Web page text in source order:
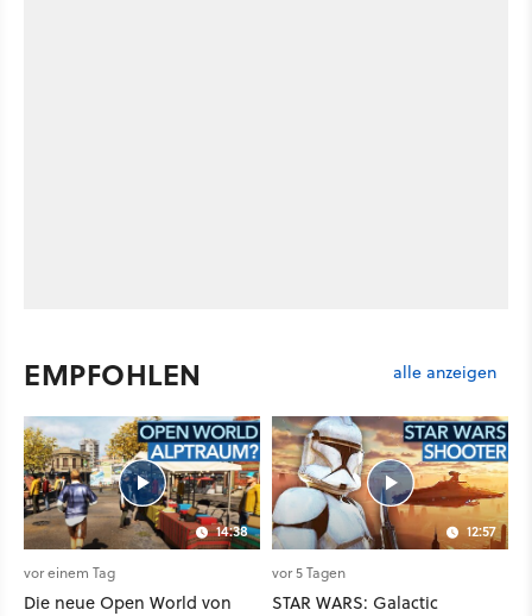
EMPFOHLEN alle anzeigen
14:38
vor einem Tag
Die neue Open World von
12:57
vor 5 Tagen
STAR WARS: Galactic